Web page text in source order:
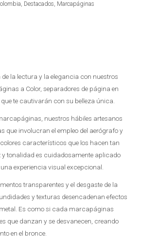
, Destacados, Marcapáginas
la lectura y la elegancia con nuestros
a Color, separadores de página en
te cautivarán con su belleza única.
nuestros hábiles artesanos
que involucran el empleo del aerógrafo y
característicos que los hacen tan
y tonalidad es cuidadosamente aplicado
experiencia visual excepcional.
transparentes y el desgaste de la
y texturas desencadenan efectos
Es como si cada marcapáginas
que danzan y se desvanecen, creando
en el bronce.